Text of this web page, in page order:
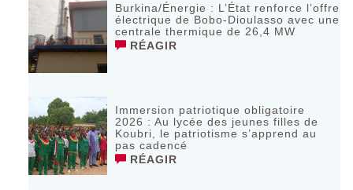
Burkina/Énergie : L’État renforce l’offre
électrique de Bobo-Dioulasso avec une
centrale thermique de 26,4 MW
RÉAGIR
Immersion patriotique obligatoire
2026 : Au lycée des jeunes filles de
Koubri, le patriotisme s’apprend au
pas cadencé
RÉAGIR